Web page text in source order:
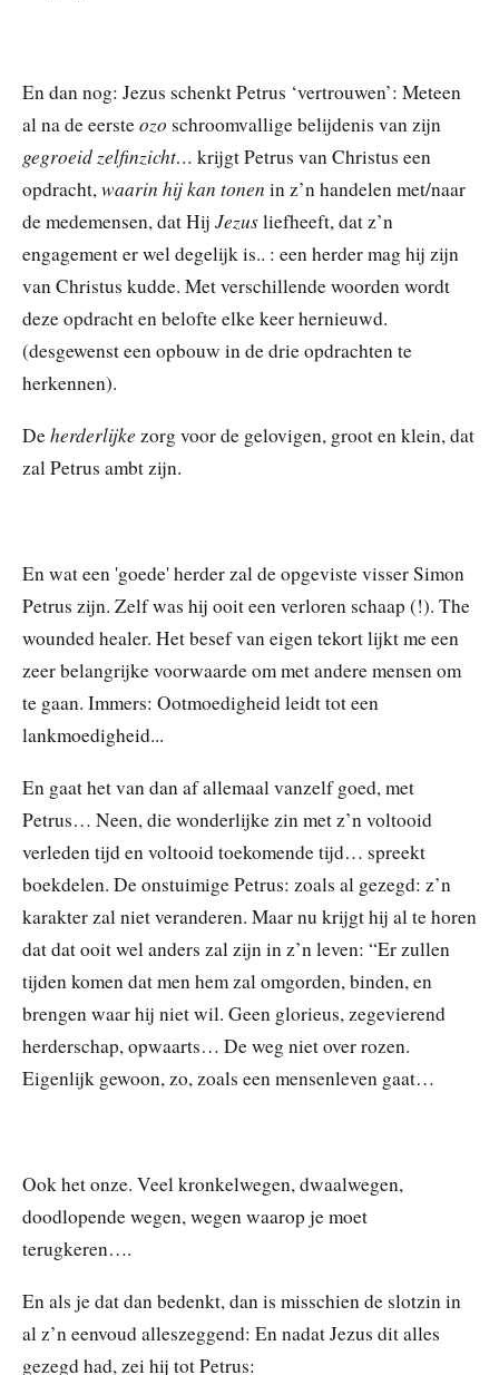
En dan nog: Jezus schenkt Petrus ‘vertrouwen’: Meteen
al na de eersteozo schroomvallige belijdenis van zijn
gegroeid zelfinzicht… krijgt Petrus van Christus een
opdracht,waarin hij kan tonen in z’n handelen met/naar
de medemensen, dat Hij Jezusliefheeft, dat z’n
engagement er wel degelijk is.. : een herder mag hij zijn
van Christus kudde. Met verschillende woorden wordt
deze opdracht en belofte elke keer hernieuwd.
(desgewenst een opbouw in de drie opdrachten te
herkennen).
Deherderlijke zorg voor de gelovigen, groot en klein, dat
zal Petrus ambt zijn.
En wat een 'goede' herder zal de opgeviste visser Simon
Petrus zijn. Zelf was hij ooit een verloren schaap (!). The
wounded healer. Het besef van eigen tekort lijkt me een
zeer belangrijke voorwaarde om met andere mensen om
te gaan. Immers: Ootmoedigheid leidt tot een
lankmoedigheid...
En gaat het van dan af allemaal vanzelf goed, met
Petrus… Neen, die wonderlijke zin met z’n voltooid
verleden tijd en voltooid toekomende tijd… spreekt
boekdelen. De onstuimige Petrus: zoals al gezegd: z’n
karakter zal niet veranderen. Maar nu krijgt hij al te horen
dat dat ooit wel anders zal zijn in z’n leven: “Er zullen
tijden komen dat men hem zal omgorden, binden, en
brengen waar hij niet wil. Geen glorieus, zegevierend
herderschap, opwaarts… De weg niet over rozen.
Eigenlijk gewoon, zo, zoals een mensenleven gaat…
Ook het onze. Veel kronkelwegen, dwaalwegen,
doodlopende wegen, wegen waarop je moet
terugkeren….
En als je dat dan bedenkt, dan is misschien de slotzin in
al z’n eenvoud alleszeggend: En nadat Jezus dit alles
gezegd had, zei hij tot Petrus: